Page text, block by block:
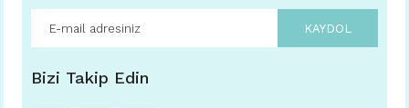
KAYDOL
Bizi Takip Edin